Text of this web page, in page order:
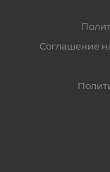
Соглашение